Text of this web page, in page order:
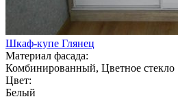
Шкаф-купе Глянец
Материал фасада:
Комбинированный, Цветное стекло
Цвет:
Белый